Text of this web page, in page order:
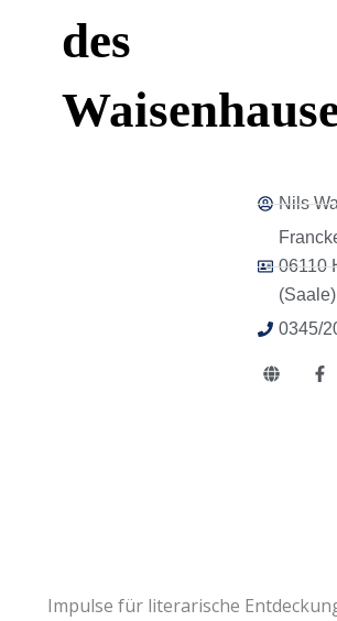
des
Nils
06110
(Saale)
0345/
l
o
a
c
Impulse für literarische